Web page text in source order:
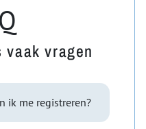
vragen
ik me registreren?